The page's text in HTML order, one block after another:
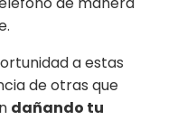
a estas
de otras que
dañando tu